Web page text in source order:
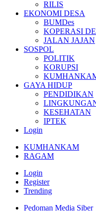
RILIS
EKONOMI DESA
BUMDes
KOPERASI
JALAN JAJAN
SOSPOL
POLITIK
KORUPSI
GAYA HIDUP
PENDIDIKAN
KESEHATAN
IPTEK
Login
KUMHANKAM
RAGAM
Login
Register
Trending
Pedoman Media Siber